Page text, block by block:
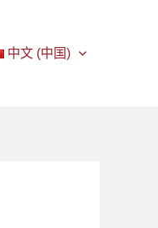
中文 (中国)